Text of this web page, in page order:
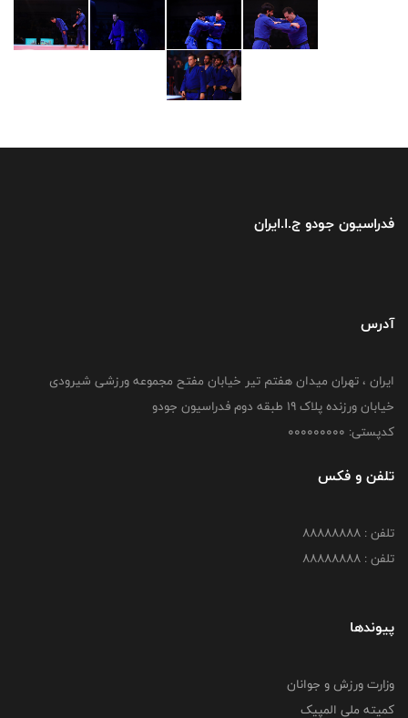
فدراسیون جودو ج.ا.ایران
آدرس
ایران ، تهران میدان هفتم تیر خیابان مفتح مجموعه ورزشی شیرودی
خیابان ورزنده پلاک ۱۹ طبقه دوم فدراسیون جودو
کدپستی: 000000000
تلفن و فکس
تلفن : 88888888
تلفن : 88888888
پیوندها
وزارت ورزش و جوانان
کمیته ملی المپیک